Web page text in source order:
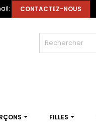
CONTACTEZ-NOUS
FILLES